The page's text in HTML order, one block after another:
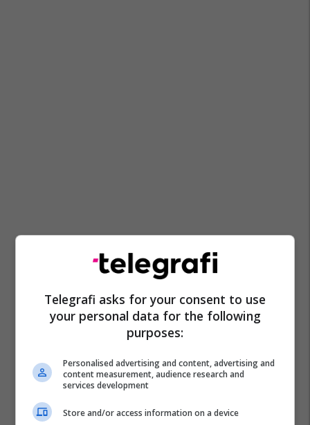
Telegrafi asks for your consent to use
your personal data for the following
purposes:
Personalised advertising and content, advertising and
content measurement, audience research and
services development
Store and/or access information on a device